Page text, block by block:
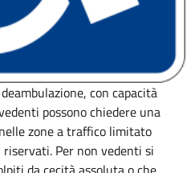
con capacità
possono chiedere una
zone a traffico limitato
riservati. Per non vedenti si